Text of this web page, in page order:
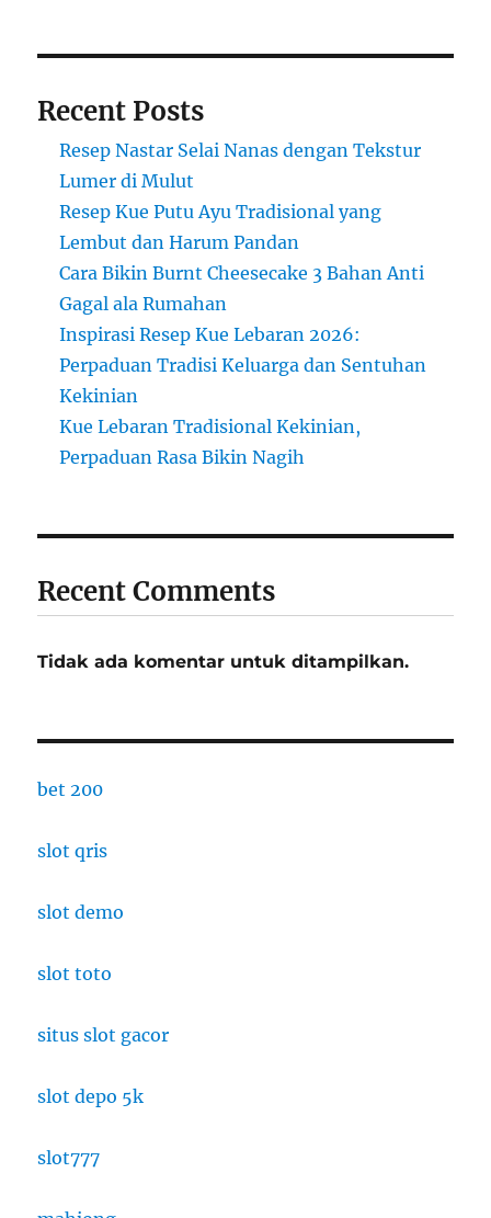
Recent Posts
Resep Nastar Selai Nanas dengan Tekstur
Lumer di Mulut
Resep Kue Putu Ayu Tradisional yang
Lembut dan Harum Pandan
Cara Bikin Burnt Cheesecake 3 Bahan Anti
Gagal ala Rumahan
Inspirasi Resep Kue Lebaran 2026:
Perpaduan Tradisi Keluarga dan Sentuhan
Kekinian
Kue Lebaran Tradisional Kekinian,
Perpaduan Rasa Bikin Nagih
Recent Comments
Tidak ada komentar untuk ditampilkan.
bet 200
slot qris
slot demo
slot toto
situs slot gacor
slot depo 5k
slot777